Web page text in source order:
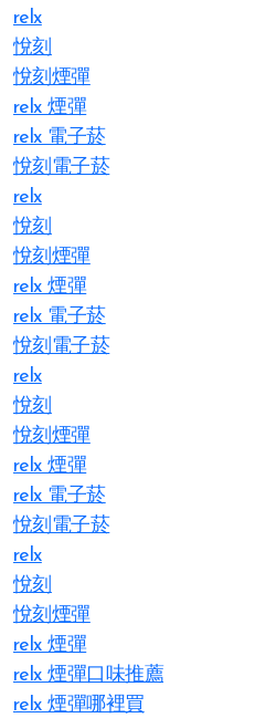
relx
悅刻
悅刻煙彈
relx 煙彈
relx 電子菸
悅刻電子菸
relx
悅刻
悅刻煙彈
relx 煙彈
relx 電子菸
悅刻電子菸
relx
悅刻
悅刻煙彈
relx 煙彈
relx 電子菸
悅刻電子菸
relx
悅刻
悅刻煙彈
relx 煙彈
relx 煙彈口味推薦
relx 煙彈哪裡買